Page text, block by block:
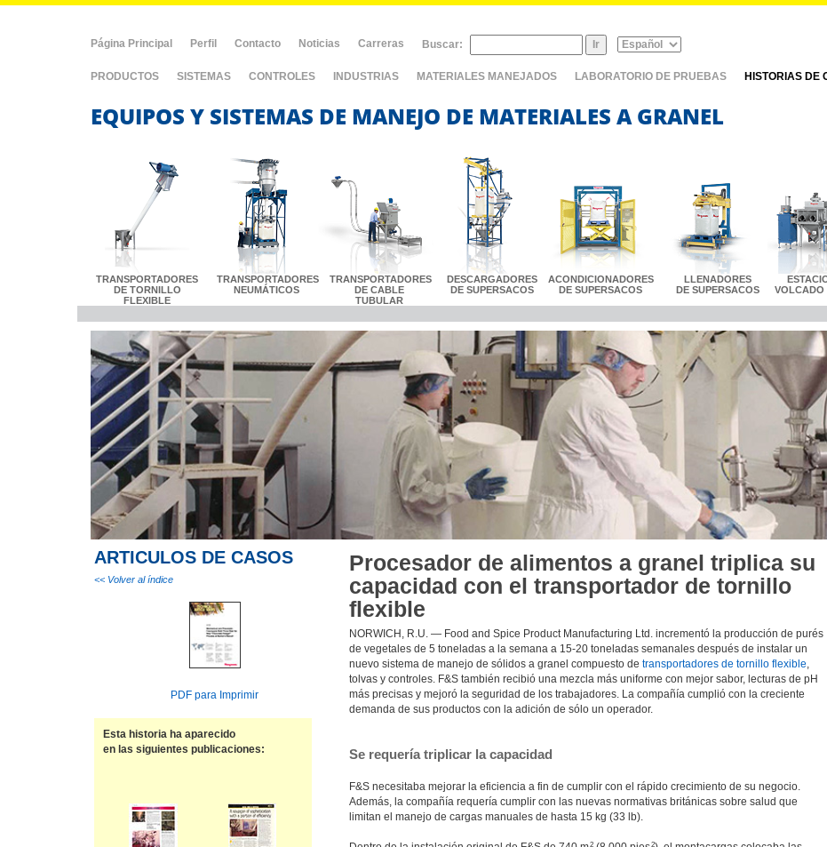
Página Principal Perfil Contacto Noticias Carreras Buscar:
PRODUCTOS SISTEMAS CONTROLES INDUSTRIAS MATERIALES MANEJADOS LABORATORIO DE PRUEBAS HISTORIAS DE
EQUIPOS Y SISTEMAS DE MANEJO DE MATERIALES A GRANEL
TRANSPORTADORES
DE TORNILLO
FLEXIBLE
TRANSPORTADORES
NEUMÁTICOS
TRANSPORTADORES
DE CABLE
TUBULAR
DESCARGADORES
DE SUPERSACOS
ACONDICIONADORES
DE SUPERSACOS
LLENADORES
DE SUPERSACOS
VOLCADO
ARTICULOS DE CASOS
<< Volver al índice
PDF para Imprimir
Esta historia ha aparecido
en las siguientes publicaciones:
Procesador de alimentos a granel triplica su
capacidad con el transportador de tornillo
flexible
NORWICH, R.U. — Food and Spice Product Manufacturing Ltd. incrementó la producción de purés
de vegetales de 5 toneladas a la semana a 15-20 toneladas semanales después de instalar un
nuevo sistema de manejo de sólidos a granel compuesto de transportadores de tornillo flexible,
tolvas y controles. F&S también recibió una mezcla más uniforme con mejor sabor, lecturas de pH
más precisas y mejoró la seguridad de los trabajadores. La compañía cumplió con la creciente
demanda de sus productos con la adición de sólo un operador.
Se requería triplicar la capacidad
F&S necesitaba mejorar la eficiencia a fin de cumplir con el rápido crecimiento de su negocio.
Además, la compañía requería cumplir con las nuevas normativas británicas sobre salud que
limitan el manejo de cargas manuales de hasta 15 kg (33 lb).
2 2